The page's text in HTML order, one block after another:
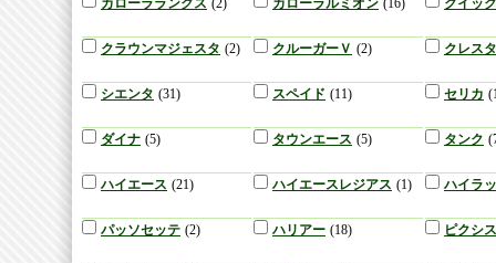
カローラランクス (2) カローラルミオン (16) クイッ
クラウンマジェスタ (2) クルーガーＶ (2) クレスタ
シエンタ (31) スペイド (11) セリカ
ダイナ (5) タウンエース (5) タンク
ハイエース (21) ハイエースレジアス (1) ハイラ
パッソセッテ (2) ハリアー (18) ピクシス